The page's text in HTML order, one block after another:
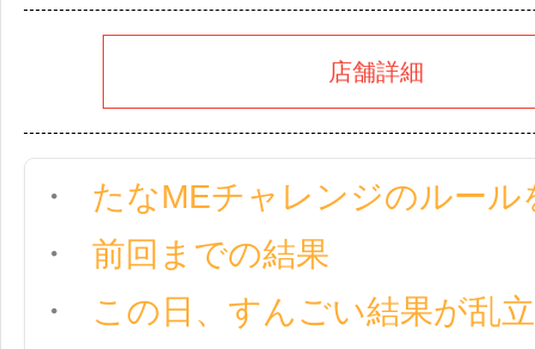
店舗詳細
たなMEチャレンジのルール
前回までの結果
この日、すんごい結果が乱